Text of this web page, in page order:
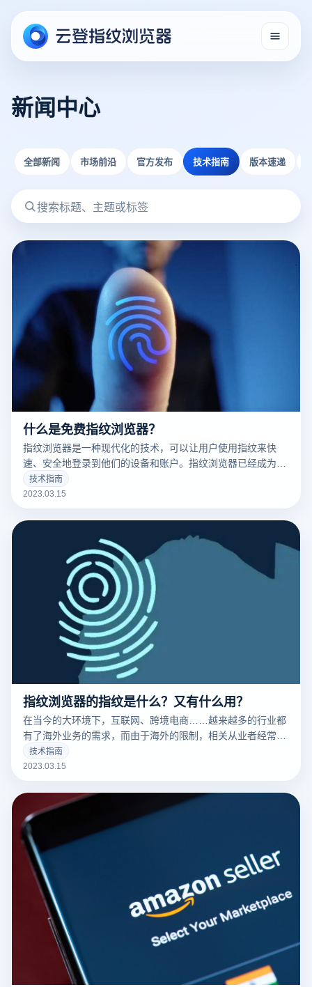
新闻中心
全部新闻 市场前沿 官方发布 技术指南 版本速递
什么是免费指纹浏览器？
指纹浏览器是一种现代化的技术，可以让用户使用指纹来快
速、安全地登录到他们的设备和账户。指纹浏览器已经成为了
现代科技的标志之一，并且越来越多的人开始使用它。
技术指南
2023.03.15
指纹浏览器的指纹是什么？又有什么用？
在当今的大环境下，互联网、跨境电商……越来越多的行业都
有了海外业务的需求，而由于海外的限制，相关从业者经常要
针对不同的工作内容用到不同的IP，这时候便要用到指纹浏览
器。要清楚的了解什么是指纹浏览器之前，我们需要知道什么
很大的不同
技术指南
2023.03.15